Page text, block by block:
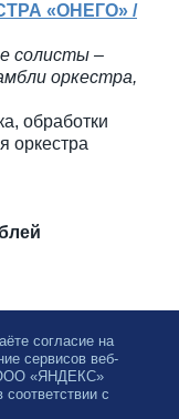
«ОНЕГО» /
солисты –
оркестра,
обработки
оркестра
согласие на
сервисов веб-
ООО «ЯНДЕКС»
с